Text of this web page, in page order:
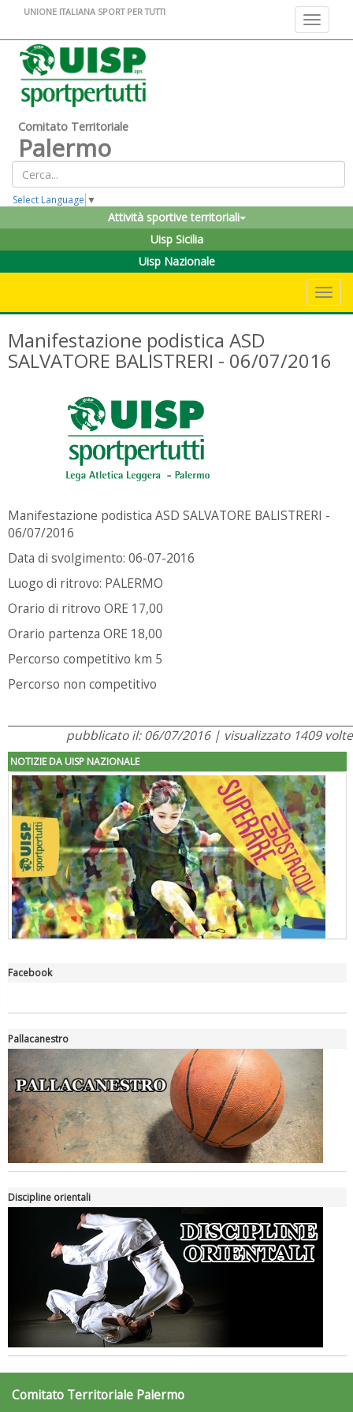
Toggle
UNIONE ITALIANA SPORT PER TUTTI
Comitato Territoriale
Palermo
Select Language ▼
Attività sportive territoriali
Uisp Sicilia
Uisp Nazionale
Manifestazione podistica ASD
SALVATORE BALISTRERI - 06/07/2016
Manifestazione podistica ASD SALVATORE BALISTRERI -
06/07/2016
Data di svolgimento: 06-07-2016
Luogo di ritrovo: PALERMO
Orario di ritrovo ORE 17,00
Orario partenza ORE 18,00
Percorso competitivo km 5
Percorso non competitivo
pubblicato il: 06/07/2016 | visualizzato 1409 volte
NOTIZIE DA UISP NAZIONALE
"Superare gli ostacoli": la relazione di Tiziano Pesce al CN Uisp
Luglio 2026: "Pensando con i piedi, si possono fare le
rivoluzioni"
Facebook
Pallacanestro
Discipline orientali
Comitato Territoriale Palermo